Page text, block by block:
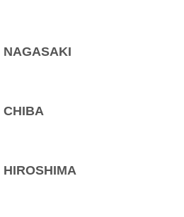
NAGASAKI
CHIBA
HIROSHIMA